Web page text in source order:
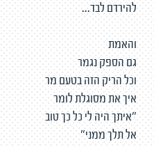
להירדם לבד...
והאמת
גם הספק נגמר
וכל הריק הזה בטעם מר
איך את מסוגלת לומר
״איתך היה לי כל כך טוב
אל תלך ממני״